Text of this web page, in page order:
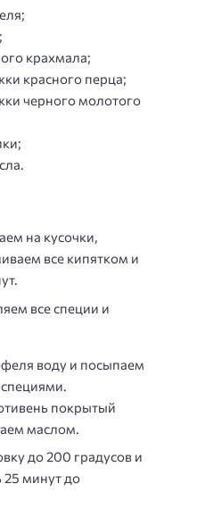
крахмала;
красного перца;
черного молотого
на кусочки,
все кипятком и
все специи и
воду и посыпаем
покрытый
маслом.
до 200 градусов и
25 минут до